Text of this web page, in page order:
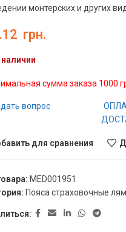
монтерских и других
грн.
сумма заказа 1000
вопрос
для сравнения
MED001951
Пояса страховочные